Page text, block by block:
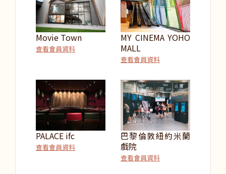
Movie Town
查看會員資料
MY CINEMA YOHO
MALL
查看會員資料
PALACE ifc
查看會員資料
巴黎倫敦紐約米蘭
戲院
查看會員資料